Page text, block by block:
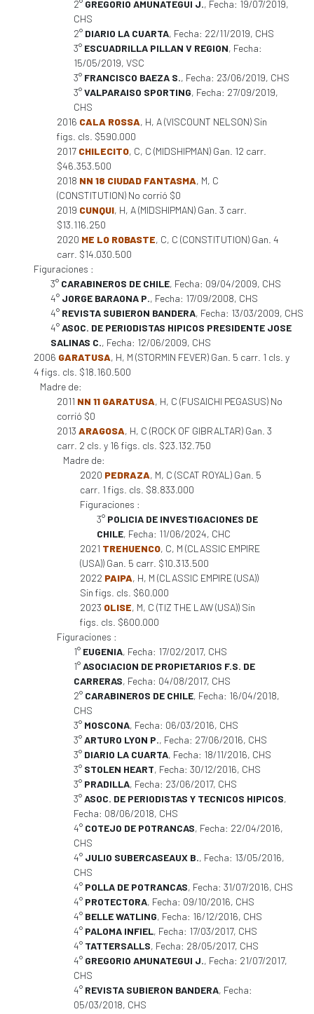
2° GREGORIO AMUNATEGUI J., Fecha: 19/07/2019,
CHS
2° DIARIO LA CUARTA, Fecha: 22/11/2019, CHS
3° ESCUADRILLA PILLAN V REGION, Fecha:
15/05/2019, VSC
3° FRANCISCO BAEZA S., Fecha: 23/06/2019, CHS
3°VALPARAISO SPORTING, Fecha: 27/09/2019,
CHS
2016 CALA ROSSA, H, A (VISCOUNT NELSON) Sin
figs. cls. $590.000
2017 CHILECITO, C, C (MIDSHIPMAN) Gan. 12 carr.
$46.353.500
2018 NN 18 CIUDAD FANTASMA, M, C
(CONSTITUTION) No corrió $0
2019 CUNQUI, H, A (MIDSHIPMAN) Gan. 3 carr.
$13.116.250
2020 ME LO ROBASTE, C, C (CONSTITUTION) Gan. 4
carr. $14.030.500
Figuraciones :
3° CARABINEROS DE CHILE, Fecha: 09/04/2009, CHS
4° JORGE BARAONA P., Fecha: 17/09/2008, CHS
4° REVISTA SUBIERON BANDERA, Fecha: 13/03/2009, CHS
4°ASOC. DE PERIODISTAS HIPICOS PRESIDENTE JOSE
SALINAS C., Fecha: 12/06/2009, CHS
2006 GARATUSA, H, M (STORMIN FEVER) Gan. 5 carr. 1 cls. y
4 figs. cls. $18.160.500
Madre de:
2011 NN 11 GARATUSA, H, C (FUSAICHI PEGASUS) No
corrió $0
2013 ARAGOSA, H, C (ROCK OF GIBRALTAR) Gan. 3
carr. 2 cls. y 16 figs. cls. $23.132.750
Madre de:
2020 PEDRAZA, M, C (SCAT ROYAL) Gan. 5
carr. 1 figs. cls. $8.833.000
Figuraciones :
3° POLICIA DE INVESTIGACIONES DE
CHILE, Fecha: 11/06/2024, CHC
2021 TREHUENCO, C, M (CLASSIC EMPIRE
(USA)) Gan. 5 carr. $10.313.500
2022 PAIPA, H, M (CLASSIC EMPIRE (USA))
Sin figs. cls. $60.000
2023 OLISE, M, C (TIZ THE LAW (USA)) Sin
figs. cls. $600.000
Figuraciones :
1° EUGENIA, Fecha: 17/02/2017, CHS
1°ASOCIACION DE PROPIETARIOS F.S. DE
CARRERAS, Fecha: 04/08/2017, CHS
2° CARABINEROS DE CHILE, Fecha: 16/04/2018,
CHS
3° MOSCONA, Fecha: 06/03/2016, CHS
3°ARTURO LYON P., Fecha: 27/06/2016, CHS
3° DIARIO LA CUARTA, Fecha: 18/11/2016, CHS
3° STOLEN HEART, Fecha: 30/12/2016, CHS
3° PRADILLA, Fecha: 23/06/2017, CHS
3°ASOC. DE PERIODISTAS Y TECNICOS HIPICOS,
Fecha: 08/06/2018, CHS
4° COTEJO DE POTRANCAS, Fecha: 22/04/2016,
CHS
4° JULIO SUBERCASEAUX B., Fecha: 13/05/2016,
CHS
4° POLLA DE POTRANCAS, Fecha: 31/07/2016, CHS
4° PROTECTORA, Fecha: 09/10/2016, CHS
4° BELLE WATLING, Fecha: 16/12/2016, CHS
4° PALOMA INFIEL, Fecha: 17/03/2017, CHS
4° TATTERSALLS, Fecha: 28/05/2017, CHS
4° GREGORIO AMUNATEGUI J., Fecha: 21/07/2017,
CHS
4° REVISTA SUBIERON BANDERA, Fecha:
05/03/2018, CHS